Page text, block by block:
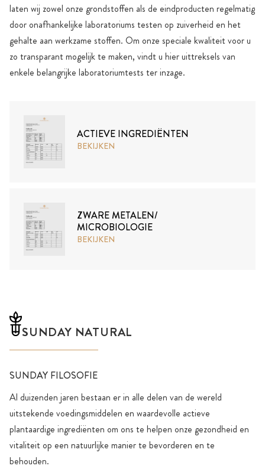
laten wij zowel onze grondstoffen als de eindproducten regelmatig
door onafhankelijke laboratoriums testen op zuiverheid en het
gehalte aan werkzame stoffen. Om onze speciale kwaliteit voor u
zo transparant mogelijk te maken, vindt u hier uittreksels van
enkele belangrijke laboratoriumtests ter inzage.
ACTIEVE INGREDIËNTEN
BEKIJKEN
ZWARE METALEN/
MICROBIOLOGIE
BEKIJKEN
SUNDAY NATURAL
SUNDAY FILOSOFIE
Al duizenden jaren bestaan er in alle delen van de wereld
uitstekende voedingsmiddelen en waardevolle actieve
plantaardige ingrediënten om ons te helpen onze gezondheid en
vitaliteit op een natuurlijke manier te bevorderen en te
behouden.